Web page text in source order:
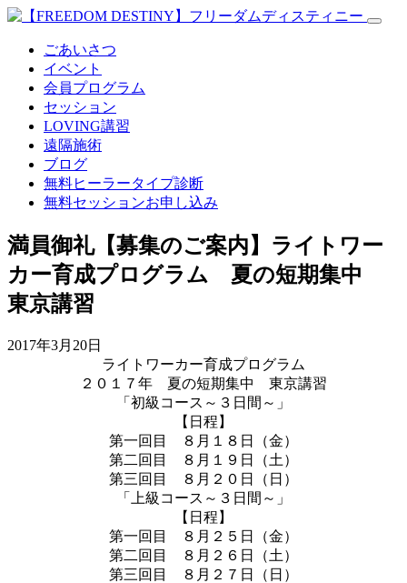
ごあいさつ
イベント
会員プログラム
セッション
LOVING講習
遠隔施術
ブログ
無料ヒーラータイプ診断
無料セッションお申し込み
満員御礼【募集のご案内】ライトワー
カー育成プログラム 夏の短期集中
東京講習
2017年3月20日
ライトワーカー育成プログラム
２０１７年 夏の短期集中 東京講習
「初級コース～３日間～」
【日程】
第一回目 ８月１８日（金）
第二回目 ８月１９日（土）
第三回目 ８月２０日（日）
「上級コース～３日間～」
【日程】
第一回目 ８月２５日（金）
第二回目 ８月２６日（土）
第三回目 ８月２７日（日）